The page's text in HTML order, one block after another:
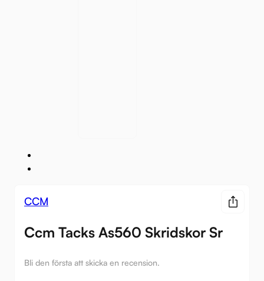
CCM
Ccm Tacks As560 Skridskor Sr
Bli den första att skicka en recension.